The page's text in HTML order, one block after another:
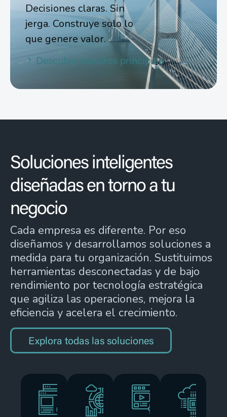
Decisiones claras. Sin
jerga. Construye solo lo
que genere valor.
Descubre nuestros principios
Soluciones inteligentes
diseñadas en torno a tu
negocio
Cada empresa es diferente. Por eso
diseñamos y desarrollamos soluciones a
medida para tu organización. Sustituimos
herramientas desconectadas y de bajo
rendimiento por tecnología estratégica
que agiliza las operaciones, mejora la
eficiencia y acelera el crecimiento.
Explora todas las soluciones